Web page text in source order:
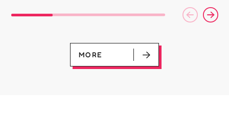
した ⁡
をカジュアルに走りたい
方や仕事履き、夏のお出
かけで長距離歩く方向け
ニングシューズの最新作
になります！ ・ 気にな
る方は是非、店頭に足を
ーポン配信中です★ ⁡ コ
ース終了した方、初回体
りのクーポンになります
ので、是非お試し下さい
⁡ ご予約、ご来店お待ち
しております️ #ホワイト
屋台村
━━━━
(ﾐﾘｼｬ
077)
MORE